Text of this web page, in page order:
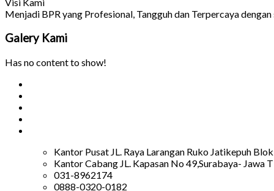
Menjadi BPR yang Profesional, Tangguh dan Terpercaya
Galery Kami
Has no content to show!
Kantor Pusat JL. Raya Larangan Ruko Jatikepuh
Kantor Cabang JL. Kapasan No 49,Surabaya- Jawa
031-8962174
0888-0320-0182